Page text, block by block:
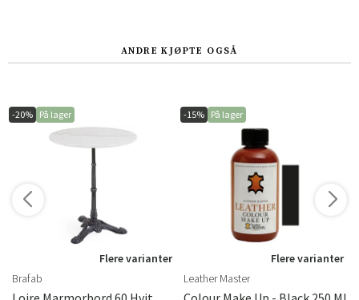
ANDRE KJØPTE OGSÅ
-20% På lager
Flere varianter
Brafab
-15% På lager
Flere varianter
Leather Master